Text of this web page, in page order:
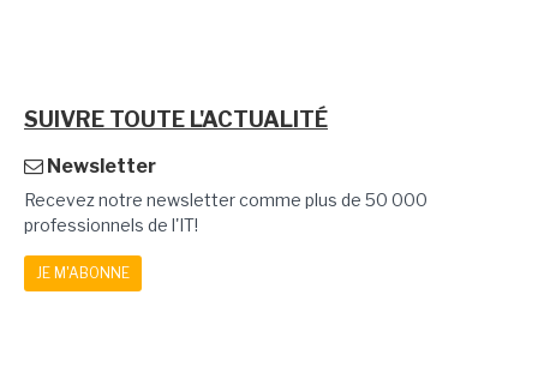
SUIVRE TOUTE L'ACTUALITÉ
Newsletter
Recevez notre newsletter comme plus de 50 000
professionnels de l'IT!
JE M'ABONNE